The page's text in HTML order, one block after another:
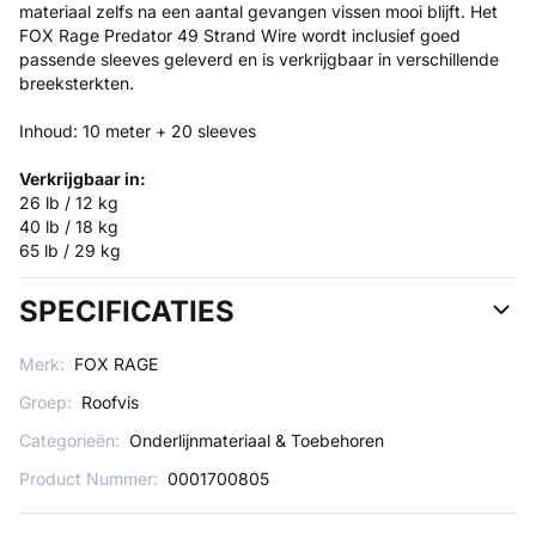
materiaal zelfs na een aantal gevangen vissen mooi blijft. Het
FOX Rage Predator 49 Strand Wire wordt inclusief goed
passende sleeves geleverd en is verkrijgbaar in verschillende
breeksterkten.
Inhoud: 10 meter + 20 sleeves
Verkrijgbaar in:
26 lb / 12 kg
40 lb / 18 kg
65 lb / 29 kg
SPECIFICATIES
Merk: FOX RAGE
Groep: Roofvis
Categorieën: Onderlijnmateriaal & Toebehoren
Product Nummer: 0001700805